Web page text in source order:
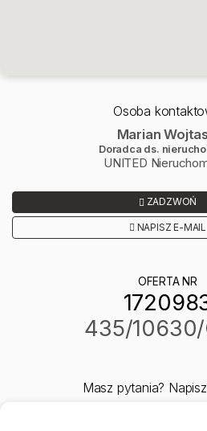
Osoba
Marian
Doradca ds.
UNITED
ZADZWOŃ
NAPISZ E-MAIL
OFERTA NR
435/10630/
Masz pytania?